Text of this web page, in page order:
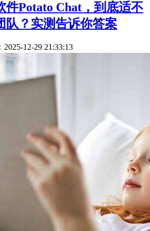
件Potato Chat，到底适不
队？实测告诉你答案
2025-12-29 21:33:13